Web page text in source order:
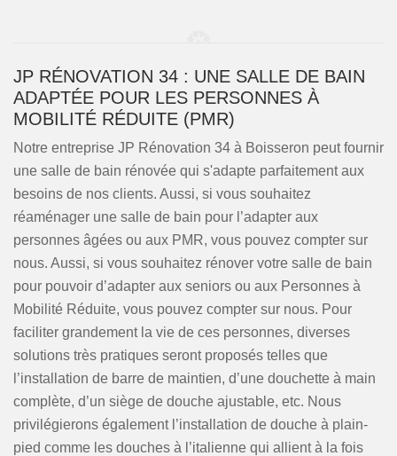
JP RÉNOVATION 34 : UNE SALLE DE BAIN
ADAPTÉE POUR LES PERSONNES À
MOBILITÉ RÉDUITE (PMR)
Notre entreprise JP Rénovation 34 à Boisseron peut fournir
une salle de bain rénovée qui s'adapte parfaitement aux
besoins de nos clients. Aussi, si vous souhaitez
réaménager une salle de bain pour l’adapter aux
personnes âgées ou aux PMR, vous pouvez compter sur
nous. Aussi, si vous souhaitez rénover votre salle de bain
pour pouvoir d’adapter aux seniors ou aux Personnes à
Mobilité Réduite, vous pouvez compter sur nous. Pour
faciliter grandement la vie de ces personnes, diverses
solutions très pratiques seront proposés telles que
l’installation de barre de maintien, d’une douchette à main
complète, d’un siège de douche ajustable, etc. Nous
privilégierons également l’installation de douche à plain-
pied comme les douches à l’italienne qui allient à la fois